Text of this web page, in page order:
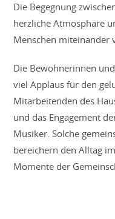
Die Begegnung
herzliche Atmosphäre
Menschen miteinander
Die Bewohnerinnen
viel Applaus für den
Mitarbeitenden des
und das Engagement
Musiker. Solche
bereichern den Alltag
Momente der